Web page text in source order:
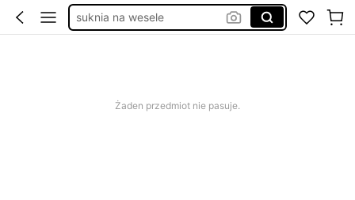
suknia na wesele
Żaden przedmiot nie pasuje.